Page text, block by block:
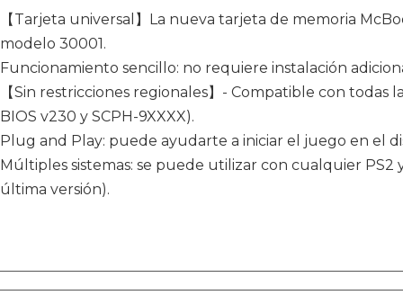
【Tarjeta universal】La nueva tarjeta de memoria
modelo 30001.
Funcionamiento sencillo: no requiere instalación
【Sin restricciones regionales】- Compatible con todas
BIOS v230 y SCPH-9XXXX).
Plug and Play: puede ayudarte a iniciar el juego en el
Múltiples sistemas: se puede utilizar con cualquier PS2
última versión).